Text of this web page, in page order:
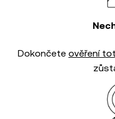
Dokončete ověření